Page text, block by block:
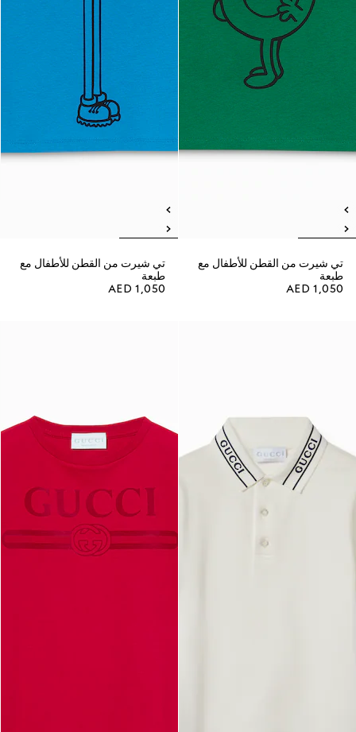
تي شيرت من القطن للأطفال مع
طبعة
AED 1,050
تي شيرت من القطن للأطفال مع
طبعة
AED 1,050